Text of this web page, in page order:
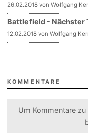
26.02.2018 von Wolfgang
Battlefield - Nächster
12.02.2018 von Wolfgang
KOMMENTARE
Um Kommentare